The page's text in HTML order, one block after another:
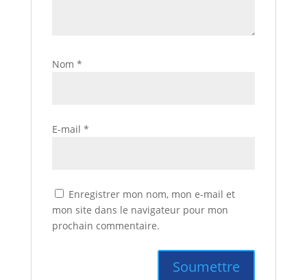
Nom *
E-mail *
Enregistrer mon nom, mon e-mail et
mon site dans le navigateur pour mon
prochain commentaire.